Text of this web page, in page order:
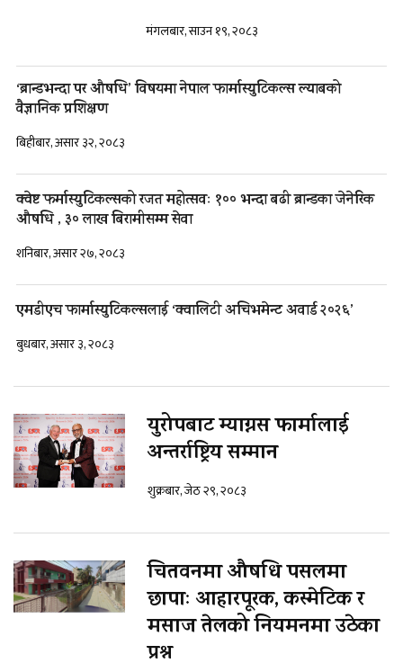
मंगलबार, साउन १९, २०८३
‘ब्रान्डभन्दा पर औषधि’ विषयमा नेपाल फार्मास्युटिकल्स ल्याबको
वैज्ञानिक प्रशिक्षण
बिहीबार, असार ३२, २०८३
क्वेष्ट फर्मास्युटिकल्सको रजत महोत्सवः १०० भन्दा बढी ब्रान्डका जेनेरिक
औषधि , ३० लाख बिरामीसम्म सेवा
शनिबार, असार २७, २०८३
एमडीएच फार्मास्युटिकल्सलाई ‘क्वालिटी अचिभमेन्ट अवार्ड २०२६’
बुधबार, असार ३, २०८३
युरोपबाट म्याग्नस फार्मालाई
अन्तर्राष्ट्रिय सम्मान
शुक्रबार, जेठ २९, २०८३
चितवनमा औषधि पसलमा
छापाः आहारपूरक, कस्मेटिक र
मसाज तेलको नियमनमा उठेका
प्रश्न